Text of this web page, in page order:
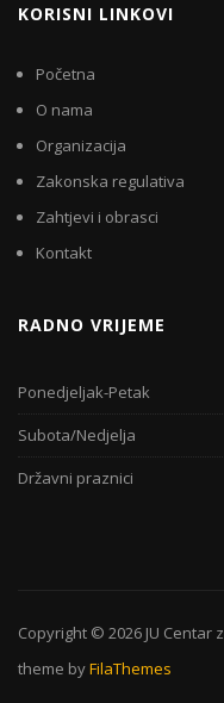
KORISNI LINKOVI
Početna
O nama
Organizacija
Zakonska regulativa
Zahtjevi i obrasci
Kontakt
RADNO VRIJEME
Ponedjeljak-Petak
Subota/Nedjelja
Državni praznici
Copyright © 2026 JU Centar
theme byFilaThemes